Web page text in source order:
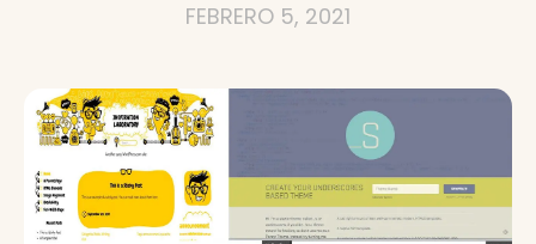
FEBRERO 5, 2021